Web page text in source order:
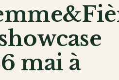
mai à